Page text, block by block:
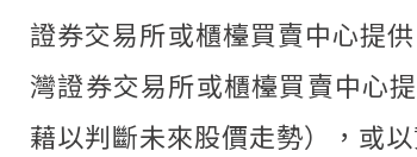
證券交易所或櫃檯買賣中心提
灣證券交易所或櫃檯買賣中心
藉以判斷未來股價走勢），或